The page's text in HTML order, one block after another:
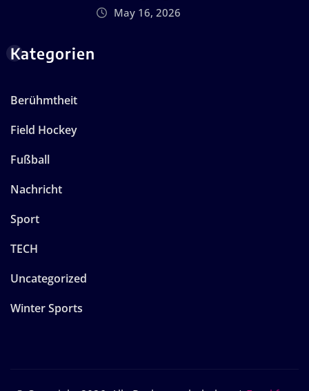
May 16, 2026
Kategorien
Berühmtheit
Field Hockey
Fußball
Nachricht
Sport
TECH
Uncategorized
Winter Sports